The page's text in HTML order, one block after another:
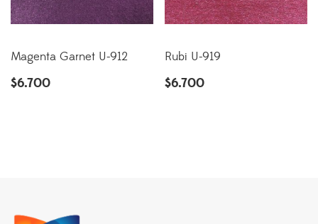
Magenta Garnet U-912
$6.700
Rubi U-919
$6.700